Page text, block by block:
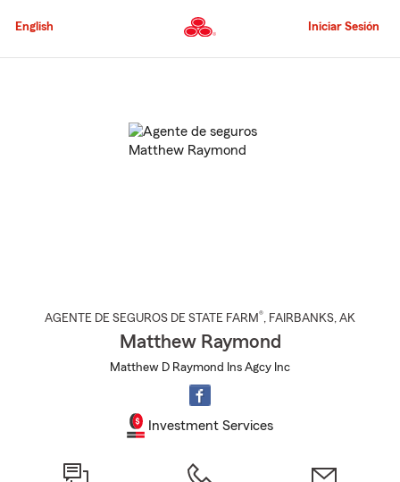
al
principal
English Iniciar Sesión
AGENTE DE SEGUROS DE STATE FARM®, FAIRBANKS, AK
Matthew Raymond
Matthew D Raymond Ins Agcy Inc
Investment Services